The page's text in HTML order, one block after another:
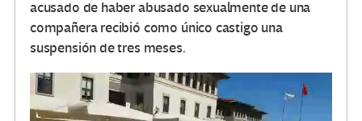
acusado de haber abusado sexualmente de una
compañera recibió como único castigo una
suspensión de tres meses.